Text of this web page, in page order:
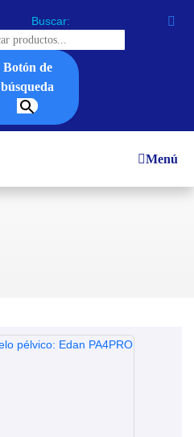
Buscar:
Botón de
búsqueda
Menú